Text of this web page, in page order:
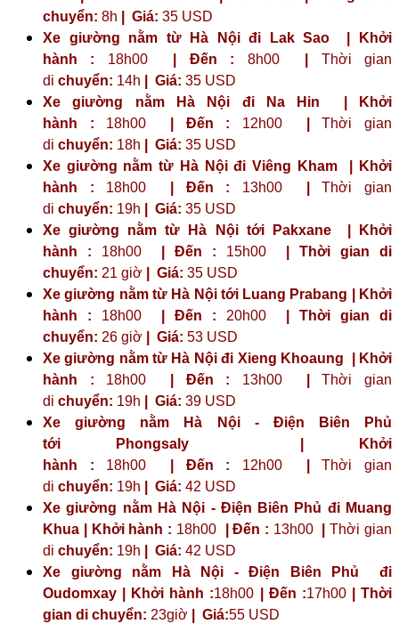
chuyển: 8h Giá: 35 USD
Xe giường nằm từ Hà Nội đi Lak Sao | Khởi
hành : 18h00| Đến : 8h00| Thời gian
di chuyển: 14h Giá: 35 USD
Xe giường nằm Hà Nội đi Na Hin | Khởi
hành : 18h00 | Đến : 12h00|Thời gian
di chuyển: 18h Giá: 35 USD
Xe giường nằm từ Hà Nội đi Viêng Kham | Khởi
hành : 18h00 | Đến : 13h00|Thời gian
di chuyển: 19h Giá: 35 USD
Xe giường nằm từ Hà Nội tới Pakxane | Khởi
hành : 18h00 | Đến : 15h00 | Thời gian di
chuyển: 21 giờ | Giá: 35 USD
Xe giường nằm từ Hà Nội tới Luang Prabang | Khởi
hành : 18h00 | Đến : 20h00 | Thời gian di
chuyển: 26 giờ | Giá: 53 USD
Xe giường nằm từ Hà Nội đi Xieng Khoaung | Khởi
hành : 18h00 | Đến : 13h00|Thời gian
di chuyển: 19h Giá: 39 USD
Xe giường nằm Hà Nội - Điện Biên Phủ
tới
Phongsaly | Khởi
hành : 18h00 | Đến : 12h00|Thời gian
di chuyển: 19h Giá: 42 USD
Xe giường nằm Hà Nội - Điện Biên Phủ đi Muang
Khua | Khởi hành : 18h00| Đến : 13h00|Thời gian
di chuyển: 19h Giá: 42 USD
Xe giường nằm Hà Nội - Điện Biên Phủ đi
Oudomxay | Khởi hành :18h00 | Đến :17h00| Thời
gian di chuyển: 23giờ | Giá:55 USD